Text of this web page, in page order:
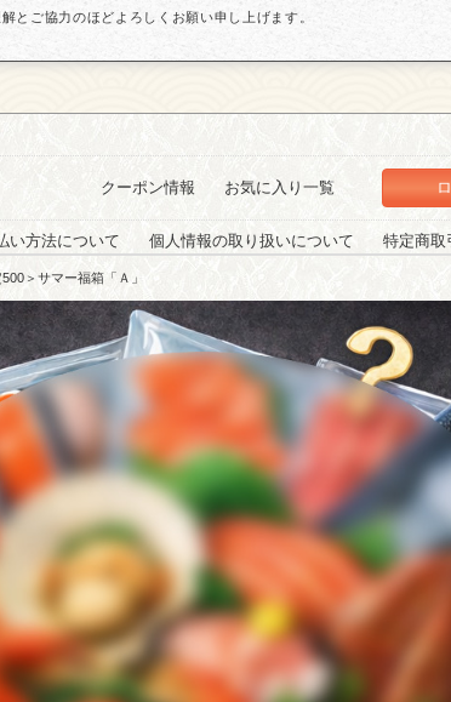
とご協力のほどよろしくお願い申し上げます。
クーポン情報 お気に入り一覧
い方法について 個人情報の取り扱いについて 特定商取
＞サマー福箱「Ａ」